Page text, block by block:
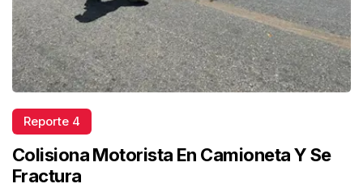
Reporte 4
Colisiona Motorista En Camioneta Y Se
Fractura